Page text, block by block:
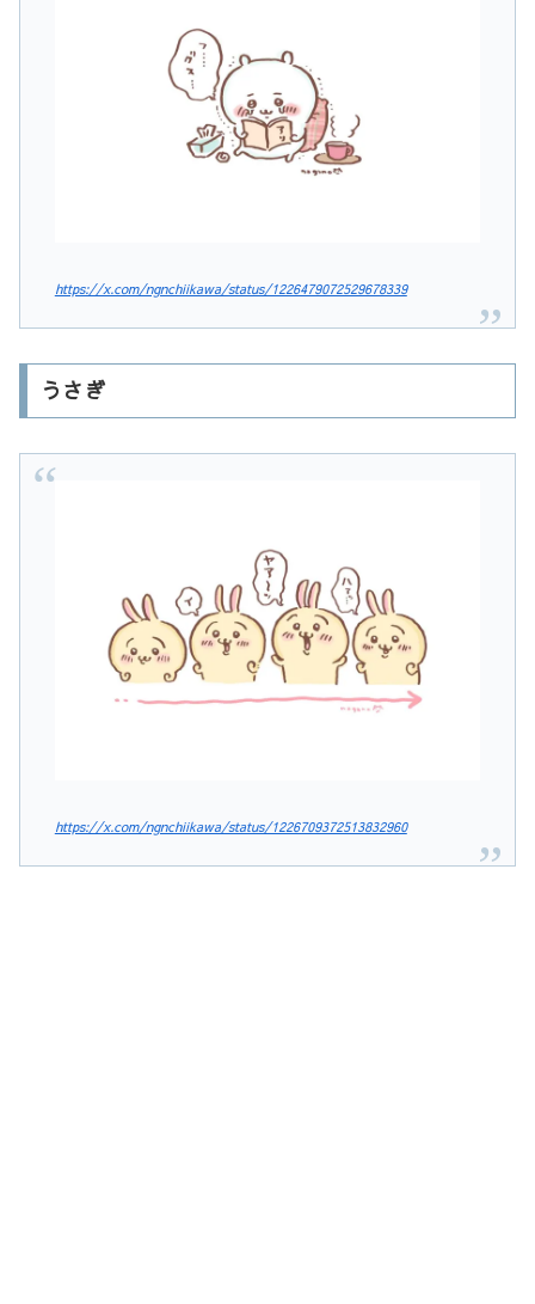
https://x.com/ngnchiikawa/status/1226479072529678339
うさぎ
https://x.com/ngnchiikawa/status/1226709372513832960